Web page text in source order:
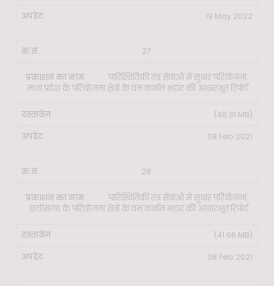
19 May 2022
27
पारिस्थितिकी तंत्र सेवाओं में सुधार परियोजना:
मध्य प्रदेश के परियोजना क्षेत्रों के वन कार्बन भंडार की आधारभूत रिपोर्ट
(48.31 MB)
08 Feb 2021
28
पारिस्थितिकी तंत्र सेवाओं में सुधार परियोजना:
छत्तीसगढ़ के परियोजना क्षेत्रों के वन कार्बन भंडार की आधारभूत रिपोर्ट
(41.66 MB)
08 Feb 2021